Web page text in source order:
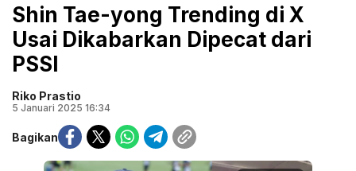
Shin Tae-yong Trending di X
Usai Dikabarkan Dipecat dari
PSSI
Riko Prastio
5 Januari 2025 16:34
Bagikan